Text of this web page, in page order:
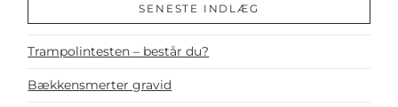
SENESTE INDLÆG
Trampolintesten – består du?
Bækkensmerter gravid